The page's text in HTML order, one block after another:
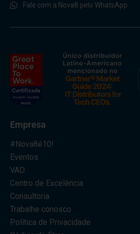
Fale com a Nova8 pelo WhatsApp
Empresa
#Nova8é10!
Eventos
VAD
Centro de Excelência
Consultoria
Trabalhe conosco
Política de Privacidade